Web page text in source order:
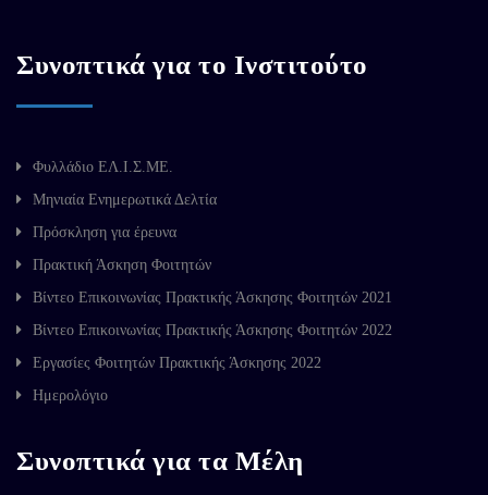
Συνοπτικά για το Ινστιτούτο
Φυλλάδιο ΕΛ.Ι.Σ.ΜΕ.
Μηνιαία Ενημερωτικά Δελτία
Πρόσκληση για έρευνα
Πρακτική Άσκηση Φοιτητών
Βίντεο Επικοινωνίας Πρακτικής Άσκησης Φοιτητών 2021
Βίντεο Επικοινωνίας Πρακτικής Άσκησης Φοιτητών 2022
Εργασίες Φοιτητών Πρακτικής Άσκησης 2022
Ημερολόγιο
Συνοπτικά για τα Μέλη